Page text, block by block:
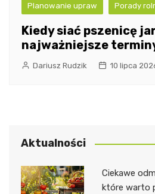
Planowanie upraw Porady
Kiedy siać pszenicę
najważniejsze
Dariusz Rudzik 10 lipca
Aktualności
Ciekawe
które warto